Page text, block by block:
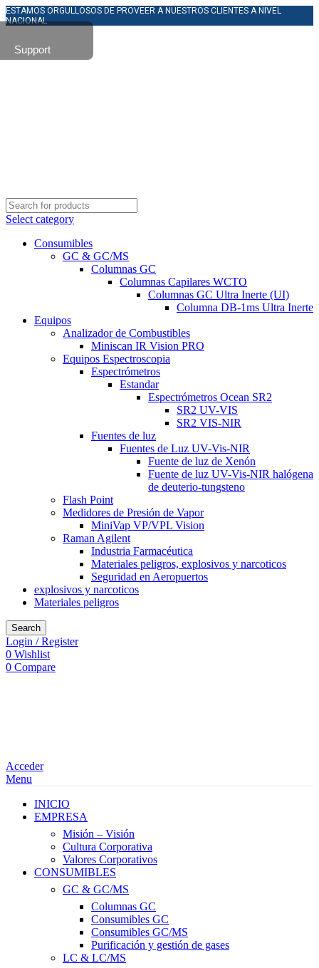
ESTAMOS ORGULLOSOS DE PROVEER A NUESTROS CLIENTES A NIVEL
NACIONAL
Select category
Consumibles
GC & GC/MS
Columnas GC
Columnas Capilares WCTO
Columnas GC Ultra Inerte (UI)
Columna DB-1ms Ultra Inerte
Equipos
Analizador de Combustibles
Miniscan IR Vision PRO
Equipos Espectroscopia
Espectrómetros
Estandar
Espectrómetros Ocean SR2
SR2 UV-VIS
SR2 VIS-NIR
Fuentes de luz
Fuentes de Luz UV-Vis-NIR
Fuente de luz de Xenón
Fuente de luz UV-Vis-NIR halógena
de deuterio-tungsteno
Flash Point
Medidores de Presión de Vapor
MiniVap VP/VPL Vision
Raman Agilent
Industria Farmacéutica
Materiales peligros, explosivos y narcoticos
Seguridad en Aeropuertos
explosivos y narcoticos
Materiales peligros
Search
Login / Register
0 Wishlist
0 Compare
Acceder
Menu
INICIO
EMPRESA
Misión – Visión
Cultura Corporativa
Valores Corporativos
CONSUMIBLES
GC & GC/MS
Columnas GC
Consumibles GC
Consumibles GC/MS
Purificación y gestión de gases
LC & LC/MS
Support